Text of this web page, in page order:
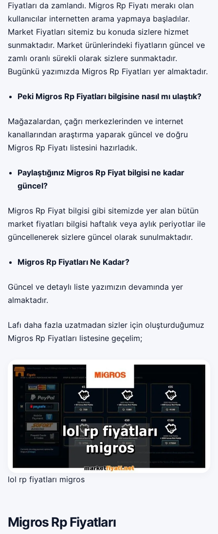
Fiyatları da zamlandı. Migros Rp Fiyatı merakı olan
kullanıcılar internetten arama yapmaya başladılar.
Market Fiyatları sitemiz bu konuda sizlere hizmet
sunmaktadır. Market ürünlerindeki fiyatların güncel ve
zamlı oranlı sürekli olarak sizlere sunmaktadır.
Bugünkü yazımızda Migros Rp Fiyatları yer almaktadır.
Peki Migros Rp Fiyatları bilgisine nasıl mı ulaştık?
Mağazalardan, çağrı merkezlerinden ve internet
kanallarından araştırma yaparak güncel ve doğru
Migros Rp Fiyatı listesini hazırladık.
Paylaştığınız Migros Rp Fiyat bilgisi ne kadar
güncel?
Migros Rp Fiyat bilgisi gibi sitemizde yer alan bütün
market fiyatları bilgisi haftalık veya aylık periyotlar ile
güncellenerek sizlere güncel olarak sunulmaktadır.
Migros Rp Fiyatları Ne Kadar?
Güncel ve detaylı liste yazımızın devamında yer
almaktadır.
Lafı daha fazla uzatmadan sizler için oluşturduğumuz
Migros Rp Fiyatları listesine geçelim;
lol rp fiyatları migros
Migros Rp Fiyatları